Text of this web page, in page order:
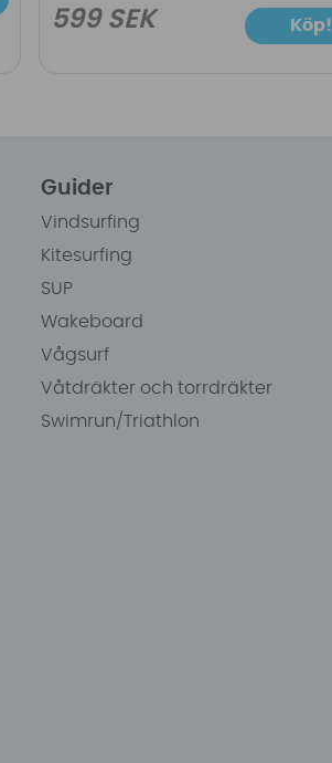
599 SEK Köp!
Guider
Vindsurfing
Kitesurfing
SUP
Wakeboard
Vågsurf
Våtdräkter och torrdräkter
Swimrun/Triathlon